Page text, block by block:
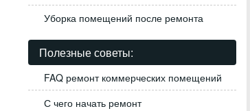
Уборка помещений после ремонта
Полезные советы:
FAQ ремонт коммерческих помещений
С чего начать ремонт